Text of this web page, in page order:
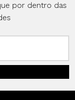
por dentro das